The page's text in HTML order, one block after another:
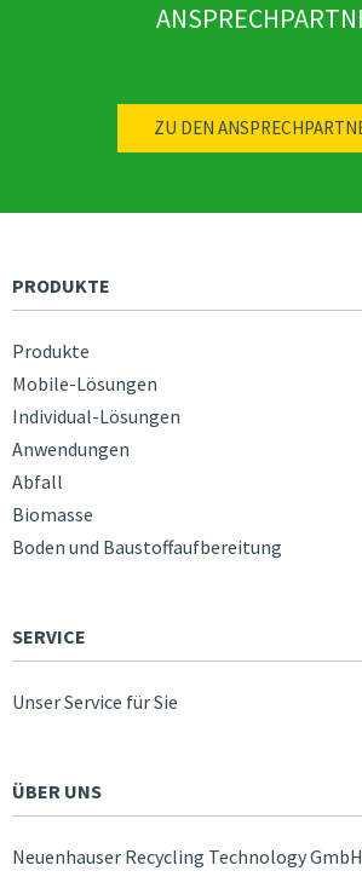
ZU DEN
PRODUKTE
Produkte
Mobile-Lösungen
Individual-Lösungen
Anwendungen
Abfall
Biomasse
Boden und Baustoffaufbereitung
SERVICE
Unser Service für Sie
ÜBER UNS
Neuenhauser Recycling Technology GmbH